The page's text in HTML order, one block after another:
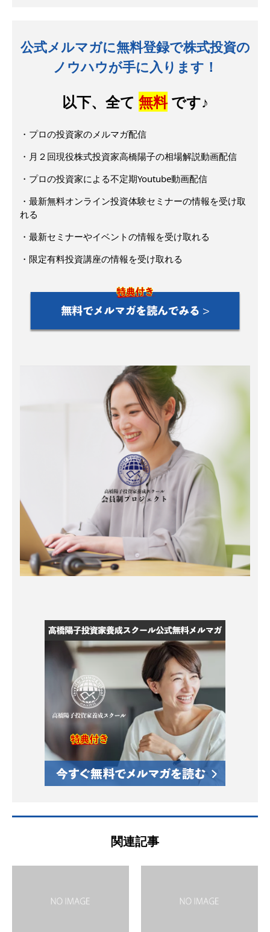
公式メルマガに無料登録で株式投資の
ノウハウが手に入ります！
以下、全て 無料です♪
・プロの投資家のメルマガ配信
・月２回現役株式投資家高橋陽子の相場解説動画配信
・プロの投資家による不定期Youtube動画配信
・最新無料オンライン投資体験セミナーの情報を受け取
れる
・最新セミナーやイベントの情報を受け取れる
・限定有料投資講座の情報を受け取れる
関連記事